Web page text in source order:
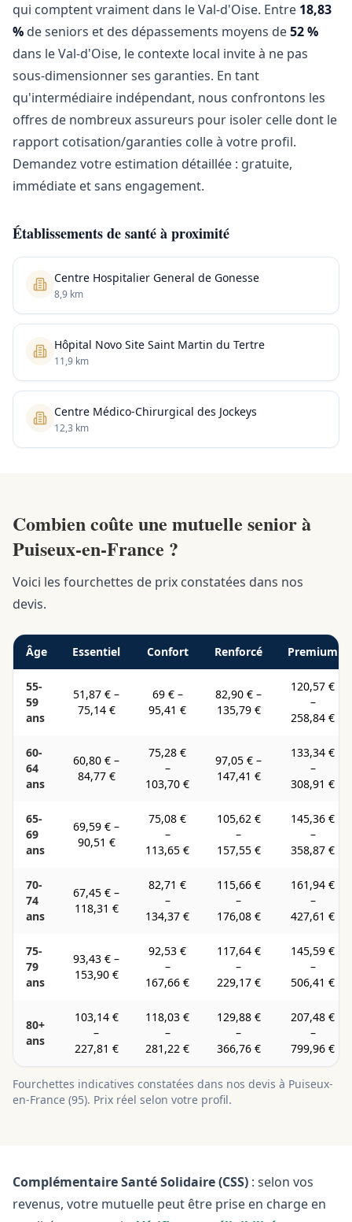
qui comptent vraiment dans le Val-d'Oise. Entre 18,83
% de seniors et des dépassements moyens de52 %
dans le Val-d'Oise, le contexte local invite à ne pas
sous-dimensionner ses garanties. En tant
qu'intermédiaire indépendant, nous confrontons les
offres de nombreux assureurs pour isoler celle dont le
rapport cotisation/garanties colle à votre profil.
Demandez votre estimation détaillée : gratuite,
immédiate et sans engagement.
Établissements de santé à proximité
Centre Hospitalier General de Gonesse
8,9 km
Hôpital Novo Site Saint Martin du Tertre
11,9 km
Centre Médico-Chirurgical des Jockeys
12,3 km
Combien coûte une mutuelle senior à
Puiseux-en-France ?
Voici les fourchettes de prix constatées dans nos
devis.
Âge Essentiel Confort Renforcé Premium
55-
59
ans
51,87 € –
75,14 €
69 €–
95,41 €
82,90 € –
135,79 €
120,57 €
–
258,84 €
60-
64
ans
60,80 € –
84,77 €
75,28 €
–
103,70 €
97,05 € –
147,41 €
133,34 €
–
308,91 €
65-
69
ans
69,59 € –
90,51 €
75,08 €
–
113,65 €
105,62 €
–
157,55 €
145,36 €
–
358,87 €
70-
74
ans
67,45 € –
118,31 €
82,71 €
–
134,37 €
115,66 €
–
176,08 €
161,94 €
–
427,61 €
75-
79
ans
93,43 € –
153,90 €
92,53 €
–
167,66 €
117,64 €
–
229,17 €
145,59 €
–
506,41 €
80+
ans
103,14 €
–
227,81 €
118,03 €
–
281,22 €
129,88 €
–
366,76 €
207,48 €
–
799,96 €
Fourchettes indicatives constatées dans nos devis à Puiseux-
en-France (95). Prix réel selon votre profil.
Complémentaire Santé Solidaire (CSS) : selon vos
revenus, votre mutuelle peut être prise en charge en